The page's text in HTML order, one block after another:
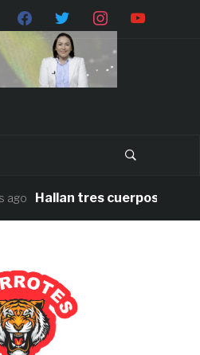
Hallan tres cuerpos sin vida en